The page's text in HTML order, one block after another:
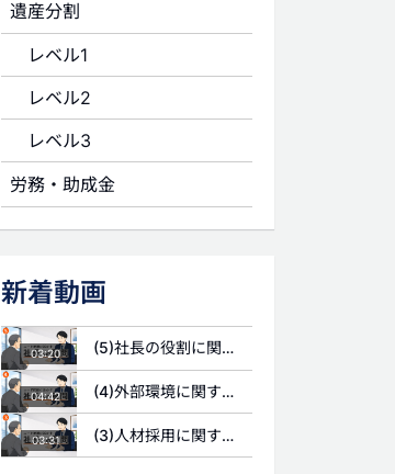
遺産分割
レベル1
レベル2
レベル3
労務・助成金
新着動画
03:20 (5)社長の役割に関する質問
04:42 (4)外部環境に関する質問
03:31 (3)人材採用に関する質問